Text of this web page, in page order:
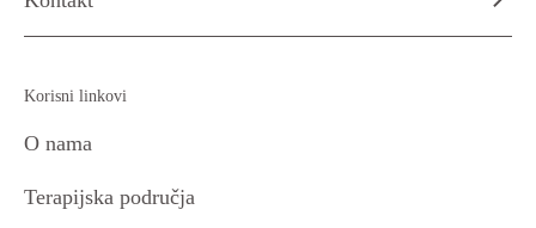
Korisni linkovi
O nama
Terapijska područja